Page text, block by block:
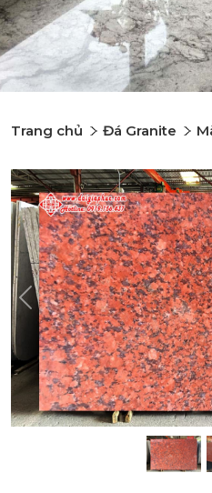
Trang chủ Đá Granite
Previous